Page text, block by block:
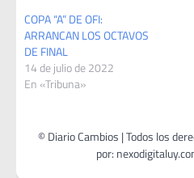
COPA “A” DE OFI:
ARRANCAN LOS OCTAVOS
DE FINAL
14 de julio de 2022
En «Tribuna»